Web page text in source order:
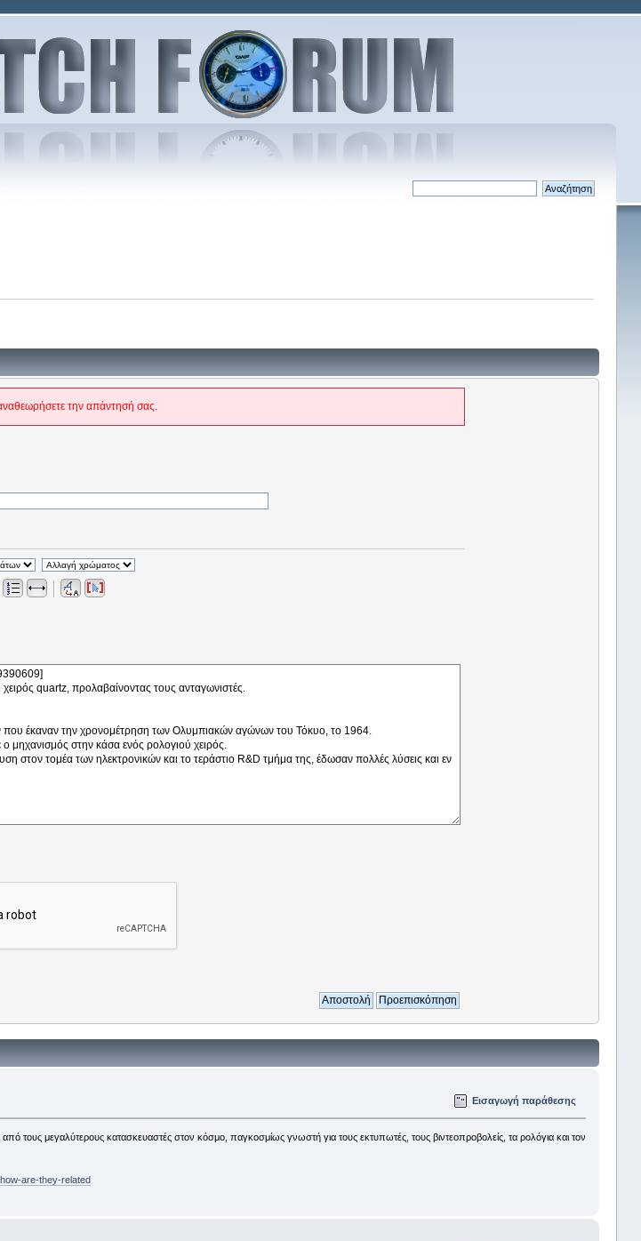
την απάντησή σας.
Εισαγωγή παράθεσης
τους μεγαλύτερους κατασκευαστές στον κόσμο, παγκοσμίως γνωστή για τους εκτυπωτές, τους βιντεοπροβολείς, τα ρολόγια και τον
are-they-related